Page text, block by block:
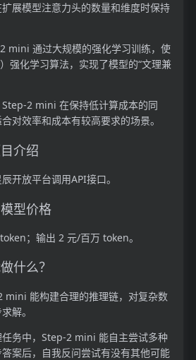
展模型注意力头的数量和维度时保持
mini 通过大规模的强化学习训练，使
强化学习算法，实现了模型的“文理兼
2 mini 在保持低计算成本的同
对效率和成本有较高要求的场景。
介绍
开放平台调用API接口。
型价格
；输出 2 元/百万 token。
什么？
mini 能构建合理的推理链，对复杂数
解。
务中，Step-2 mini 能自主尝试多种
案后，自我反问尝试有没有其他可能